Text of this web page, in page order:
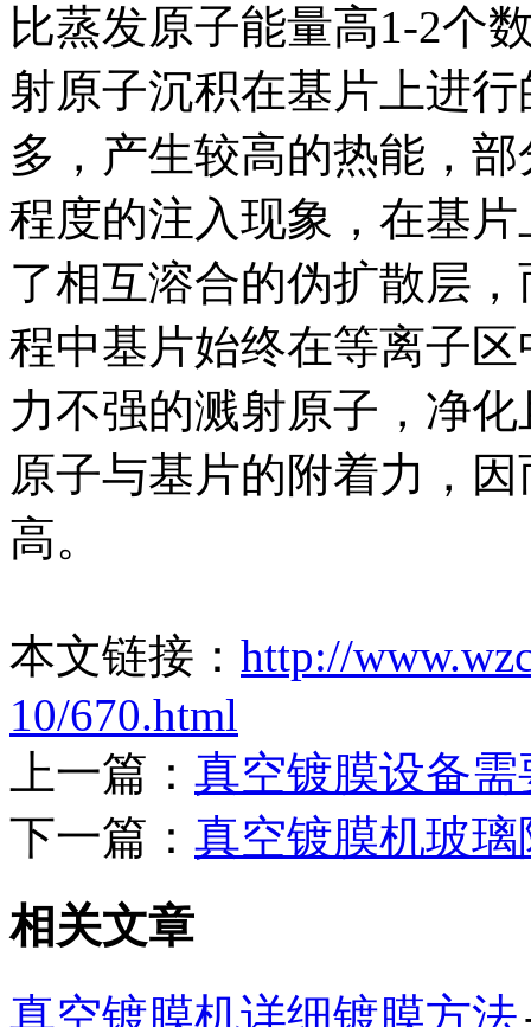
比蒸发原子能量高1-2个
射原子沉积在基片上进
多，产生较高的热能，
程度的注入现象，在基
了相互溶合的伪扩散层
程中基片始终在等离子
力不强的溅射原子，净
原子与基片的附着力，
高。
本文链接： http://
10/670.html
上一篇： 真空镀膜设备
下一篇： 真空镀膜机玻
相关文章
真空镀膜机详细镀膜方法